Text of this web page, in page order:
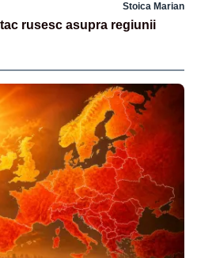
Stoica Marian
rusesc asupra regiunii